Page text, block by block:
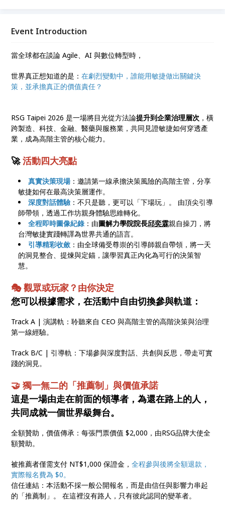
Event Introduction
當全球都在談論 Agile、AI 與數位轉型時，
世界真正想知道的是：在劇烈變動中，誰能用敏捷做出關鍵決
策，並承擔真正的價值責任？
RSG Taipei 2026 是一場將目光從方法論提升到企業治理層次 ，橫
跨製造、科技、金融、醫藥與服務業，共同見證敏捷如何穿透產
業，成為高階主管的核心能力。
🚀活動四大亮點
真實決策現場：邀請第一線承擔決策風險的高階主管，分享
敏捷如何在最高決策層運作。
深度對話體驗 ：不只是聽，更可以「下場玩」。 由頂尖引導
師帶領，透過工作坊親身體驗思維轉化。
全程即時圖像紀錄 ：由圖解力學院院長邱奕霖親自操刀，將
台灣敏捷實踐轉譯為世界共通的語言。
引導精彩收斂 ：由全球備受尊崇的引導師親自帶領，將一天
的洞見整合、提煉與定錨，讓學習真正內化為可行的決策智
慧。
🎭 觀眾或玩家？由你決定
您可以根據需求，在活動中自由切換參與軌道：
Track A | 演講軌：聆聽來自 CEO 與高階主管的高階決策與治理
第一線經驗。
Track B/C | 引導軌：下場參與深度對話、共創與反思，帶走可實
踐的洞見。
🤝 獨一無二的「推薦制」與價值承諾
這是一場由走在前面的領導者，為還在路上的人，
共同成就一個世界級舞台。
全額贊助，價值傳承：每張門票價值 $2,000，由RSG品牌大使全
額贊助。
被推薦者僅需支付 NT$1,000 保證金，全程參與後將全額退款，
實際報名費為 $0。
信任連結：本活動不採一般公開報名，而是由信任與影響力串起
的「推薦制」。 在這裡沒有路人，只有彼此認同的變革者。